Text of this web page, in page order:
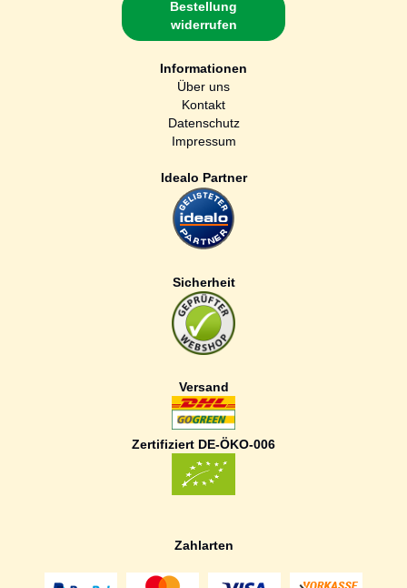
Bestellung
widerrufen
Informationen
Über uns
Kontakt
Datenschutz
Impressum
Idealo Partner
Sicherheit
Versand
Zertifiziert DE-ÖKO-006
Zahlarten